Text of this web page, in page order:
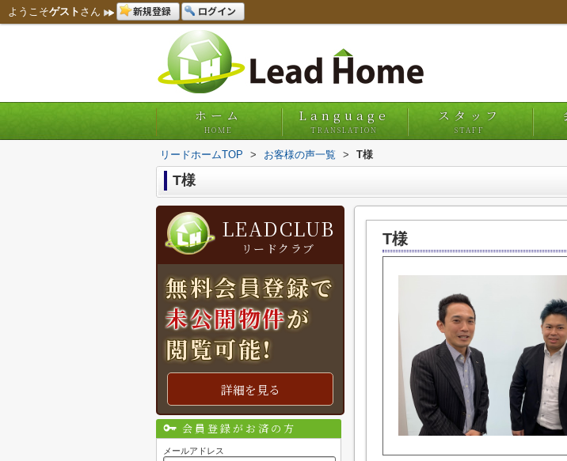
ようこそゲスト さん 新規登録 ログイン
ホーム
HOME
Language
TRANSLATION
スタッフ
STAFF
リードホームTOP > お客様の声一覧 > T様
T様
T様
LEADCLUB
リードクラブ
無料会員登録で
未公開物件が
閲覧可能!
詳細を見る
会員登録がお済の方
メールアドレス